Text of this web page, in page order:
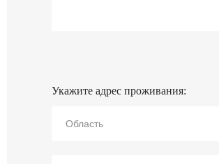
Укажите адрес проживания: